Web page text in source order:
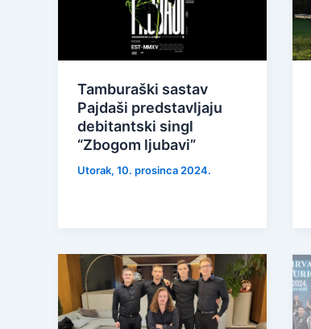
Tamburaški sastav
Pajdaši predstavljaju
debitantski singl
“Zbogom ljubavi”
Utorak, 10. prosinca 2024.